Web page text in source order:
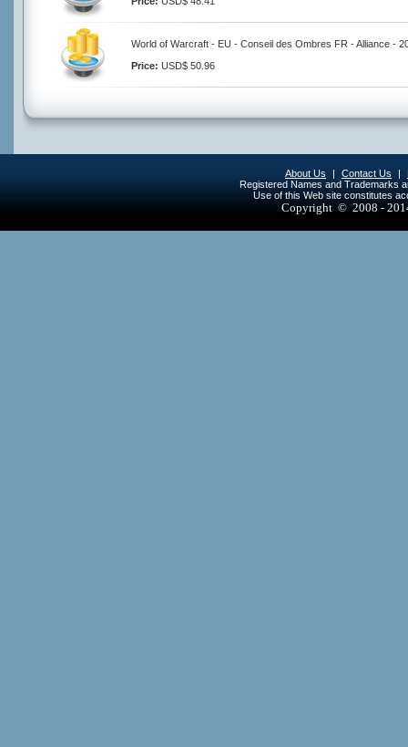
World of Warcraft - EU - Conseil des Ombres FR - Alliance -
Price: USD$ 50.96
About Us | Contact Us |
Registered Names and Trademarks
Use of this Web site constitutes
Copyright © 2008 -